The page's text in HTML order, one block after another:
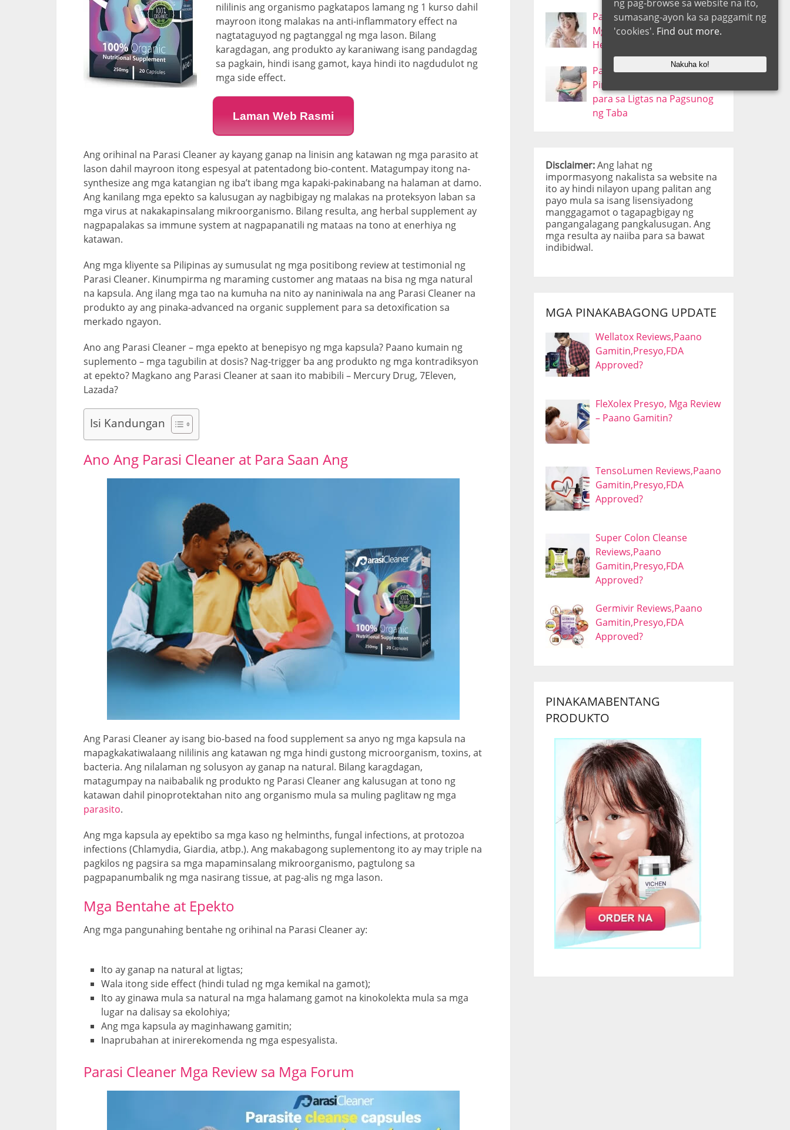
nililinis ang organismo pagkatapos lamang ng 1 kurso dahil
mayroon itong malakas na anti-inflammatory effect na
nagtataguyod ng pagtanggal ng mga lason. Bilang
karagdagan, ang produkto ay karaniwang isang pandagdag
sa pagkain, hindi isang gamot, kaya hindi ito nagdudulot ng
mga side effect.
Laman Web Rasmi
Ang orihinal na Parasi Cleaner ay kayang ganap na linisin ang katawan ng mga parasito at
lason dahil mayroon itong espesyal at patentadong bio-content. Matagumpay itong na-
synthesize ang mga katangian ng iba’t ibang mga kapaki-pakinabang na halaman at damo.
Ang kanilang mga epekto sa kalusugan ay nagbibigay ng malakas na proteksyon laban sa
mga virus at nakakapinsalang mikroorganismo. Bilang resulta, ang herbal supplement ay
nagpapalakas sa immune system at nagpapanatili ng mataas na tono at enerhiya ng
katawan.
Ang mga kliyente sa Pilipinas ay sumusulat ng mga positibong review at testimonial ng
Parasi Cleaner. Kinumpirma ng maraming customer ang mataas na bisa ng mga natural
na kapsula. Ang ilang mga tao na kumuha na nito ay naniniwala na ang Parasi Cleaner na
produkto ay ang pinaka-advanced na organic supplement para sa detoxification sa
merkado ngayon.
Ano ang Parasi Cleaner – mga epekto at benepisyo ng mga kapsula? Paano kumain ng
suplemento – mga tagubilin at dosis? Nag-trigger ba ang produkto ng mga kontradiksyon
at epekto? Magkano ang Parasi Cleaner at saan ito mabibili – Mercury Drug, 7Eleven,
Lazada?
Isi Kandungan
Ano Ang Parasi Cleaner at Para Saan Ang
Ang Parasi Cleaner ay isang bio-based na food supplement sa anyo ng mga kapsula na
mapagkakatiwalaang nililinis ang katawan ng mga hindi gustong microorganism, toxins, at
bacteria. Ang nilalaman ng solusyon ay ganap na natural. Bilang karagdagan,
matagumpay na naibabalik ng produkto ng Parasi Cleaner ang kalusugan at tono ng
katawan dahil pinoprotektahan nito ang organismo mula sa muling paglitaw ng mga
parasito.
Ang mga kapsula ay epektibo sa mga kaso ng helminths, fungal infections, at protozoa
infections (Chlamydia, Giardia, atbp.). Ang makabagong suplementong ito ay may triple na
pagkilos ng pagsira sa mga mapaminsalang mikroorganismo, pagtulong sa
pagpapanumbalik ng mga nasirang tissue, at pag-alis ng mga lason.
Mga Bentahe at Epekto
Ang mga pangunahing bentahe ng orihinal na Parasi Cleaner ay:
Ito ay ganap na natural at ligtas;
Wala itong side effect (hindi tulad ng mga kemikal na gamot);
Ito ay ginawa mula sa natural na mga halamang gamot na kinokolekta mula sa mga
lugar na dalisay sa ekolohiya;
Ang mga kapsula ay maginhawang gamitin;
Inaprubahan at inirerekomenda ng mga espesyalista.
Parasi Cleaner Mga Review sa Mga Forum
Paggalugad sa Diabetes –
Mga Sintomas, Sanhi, at
Herbal na Paggamot
Pagbaba ng Timbang – Ang
Pinakamahusay na Paraan
para sa Ligtas na Pagsunog
ng Taba
Disclaimer:Ang lahat ng
impormasyong nakalista sa website na
ito ay hindi nilayon upang palitan ang
payo mula sa isang lisensiyadong
manggagamot o tagapagbigay ng
pangangalagang pangkalusugan. Ang
mga resulta ay naiiba para sa bawat
indibidwal.
MGA PINAKABAGONG UPDATE
Wellatox Reviews,Paano
Gamitin,Presyo,FDA
Approved?
FleXolex Presyo, Mga Review
– Paano Gamitin?
TensoLumen Reviews,Paano
Gamitin,Presyo,FDA
Approved?
Super Colon Cleanse
Reviews,Paano
Gamitin,Presyo,FDA
Approved?
Germivir Reviews,Paano
Gamitin,Presyo,FDA
Approved?
PINAKAMABENTANG
PRODUKTO
ng pag-browse sa website na ito,
sumasang-ayon ka sa paggamit ng
'cookies'. Find out more.
Nakuha ko!